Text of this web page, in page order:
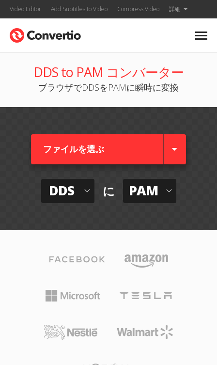
Video Editor Add Subtitles to Video Compress Video 詳細
DDS to PAM コンバーター
ブラウザでDDSをPAMに瞬時に変換
ファイルを選ぶ
DDS に PAM